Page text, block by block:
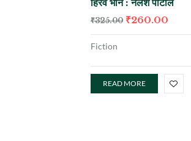
हिरवं भान : नलेश पाटील
₹325.00 ₹260.00
Fiction
READ MORE